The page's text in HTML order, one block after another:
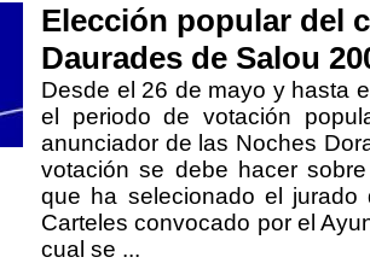
Elección popular del
Daurades de Salou
Desde el 26 de mayo y hasta
el periodo de votación
anunciador de las Noches
votación se debe hacer
que ha selecionado el jurado
Carteles convocado por el
cual se ...